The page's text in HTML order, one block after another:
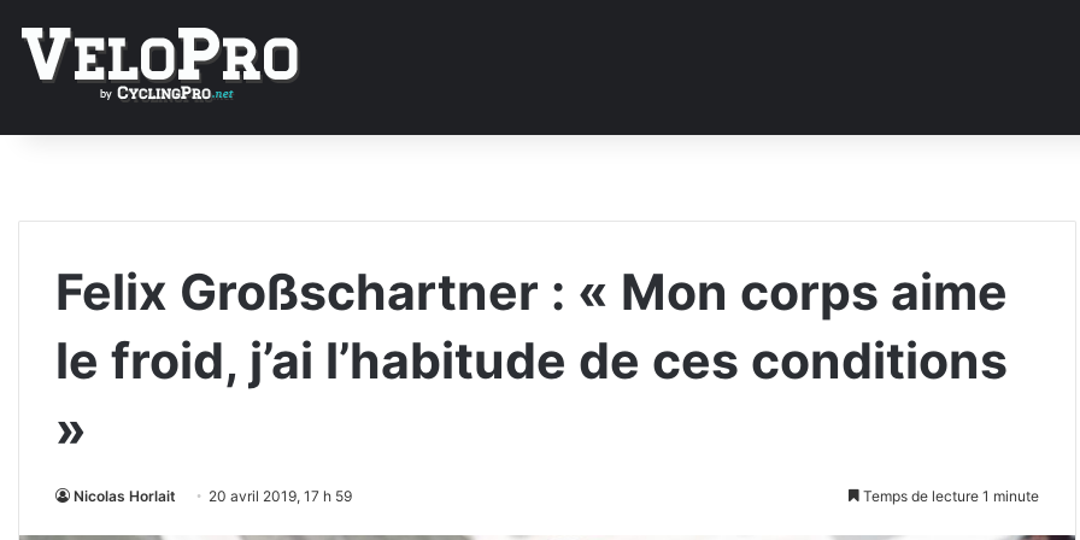
Felix Großschartner : « Mon corps aime
le froid, j’ai l’habitude de ces conditions
»
Nicolas Horlait 20 avril 2019, 17 h 59 Temps de lecture 1 minute